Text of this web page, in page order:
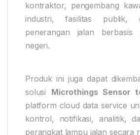
kontraktor, pengembang
industri, fasilitas publik,
penerangan jalan berbasis
negeri.
Produk ini juga dapat
solusi Microthings Sensor
platform cloud data service
kontrol, notifikasi, analitik,
perangkat lampu jalan secara